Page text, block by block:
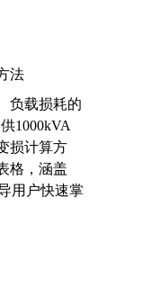
法
负载损耗的
1000kVA
损计算方
格，涵盖
用户快速掌